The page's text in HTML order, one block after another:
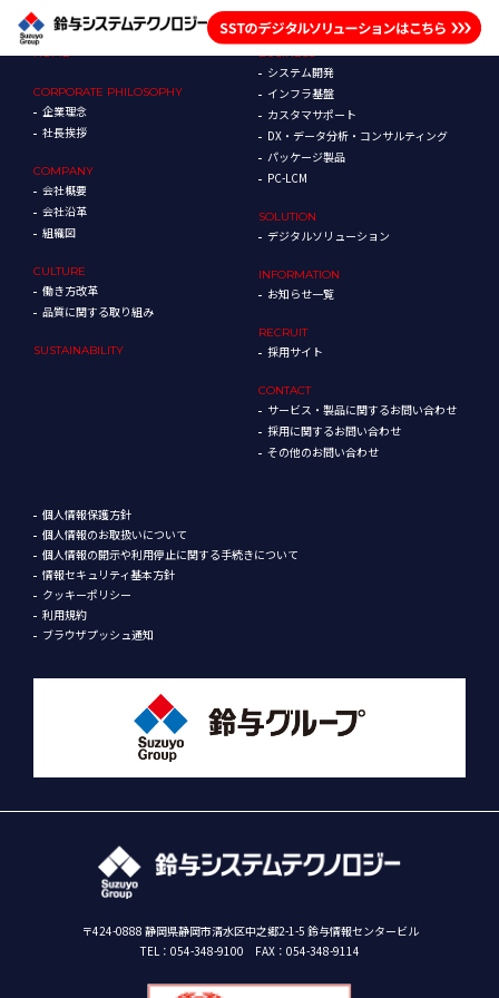
HOME
CORPORATE PHILOSOPHY
企業理念
社長挨拶
COMPANY
会社概要
会社沿革
組織図
CULTURE
働き方改革
品質に関する取り組み
SUSTAINABILITY
BUSINESS
システム開発
インフラ基盤
カスタマサポート
DX・データ分析・コンサルティング
パッケージ製品
PC-LCM
SOLUTION
デジタルソリューション
INFORMATION
お知らせ一覧
RECRUIT
採用サイト
CONTACT
サービス・製品に関するお問い合わせ
採用に関するお問い合わせ
その他のお問い合わせ
個人情報保護方針
個人情報のお取扱いについて
個人情報の開示や利用停止に関する手続きについて
情報セキュリティ基本方針
クッキーポリシー
利用規約
ブラウザプッシュ通知
〒424-0888 静岡県静岡市清水区中之郷2-1-5 鈴与情報センタービル
TEL： 054-348-9100 FAX：054-348-9114